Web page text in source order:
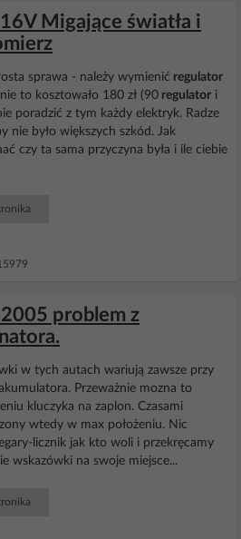
Migające światła i
sprawa - należy wymienić regulator
to kosztowało 180 zł (90 regulator i
poradzić z tym każdy elektryk. Radze
nie było większych szkód. Jak
czy ta sama przyczyna była i ile ciebie
problem z
w tych autach wariują zawsze przy
Przeważnie mozna to
kluczyka na zaplon. Czasami
wtedy w max położeniu. Nic
licznik jak kto woli i przekręcamy
wskazówki na swoje miejsce...